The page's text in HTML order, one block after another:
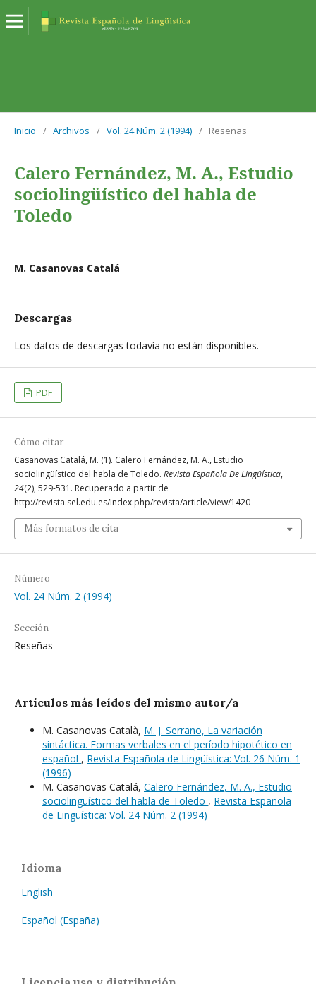
Inicio / Archivos / Vol. 24 Núm. 2 (1994) / Reseñas
Calero Fernández, M. A., Estudio
sociolingüístico del habla de
Toledo
M. Casanovas Catalá
Descargas
Los datos de descargas todavía no están disponibles.
PDF
Cómo citar
Casanovas Catalá, M. (1). Calero Fernández, M. A., Estudio
sociolingüístico del habla de Toledo. Revista Española De Lingüística,
24(2), 529-531. Recuperado a partir de
http://revista.sel.edu.es/index.php/revista/article/view/1420
Más formatos de cita
Número
Vol. 24 Núm. 2 (1994)
Sección
Reseñas
Artículos más leídos del mismo autor/a
M. Casanovas Català, M. J. Serrano, La variación
sintáctica. Formas verbales en el período hipotético en
español , Revista Española de Lingüística: Vol. 26 Núm. 1
(1996)
M. Casanovas Catalá, Calero Fernández, M. A., Estudio
sociolingüístico del habla de Toledo , Revista Española
de Lingüística: Vol. 24 Núm. 2 (1994)
Idioma
English
Español (España)